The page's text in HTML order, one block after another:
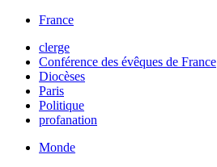
France
clerge
Conférence des évêques de France
Diocèses
Paris
Politique
profanation
Monde